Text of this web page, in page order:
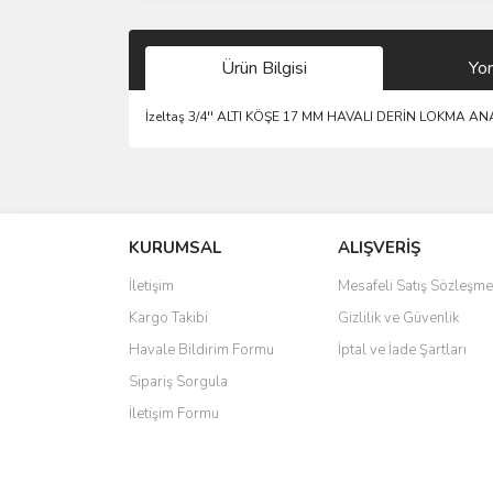
Ürün Bilgisi
İzeltaş 3/4'' ALTI KÖŞE 17 MM HAVALI DERİN LOKMA
Ürün resmi kalitesiz, bozuk veya görüntülenemiyor.
Ürün açıklamasında eksik bilgiler bulunuyor.
Ürün bilgilerinde hatalar bulunuyor.
Ürün fiyatı diğer sitelerden daha pahalı.
Bu ürüne benzer farklı alternatifler olmalı.
KURUMSAL
İletişim
Kargo Takibi
Havale Bildirim Formu
Sipariş Sorgula
İletişim Formu
ALIŞVERİŞ
Mesafeli Satış
Gizlilik ve Güvenlik
İptal ve İade Şartları